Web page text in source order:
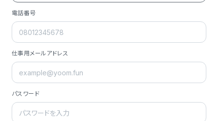
電話番号
仕事用メールアドレス
パスワード